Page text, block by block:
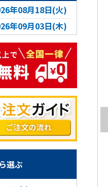
年08月18日(火)
年09月03日(木)
選ぶ